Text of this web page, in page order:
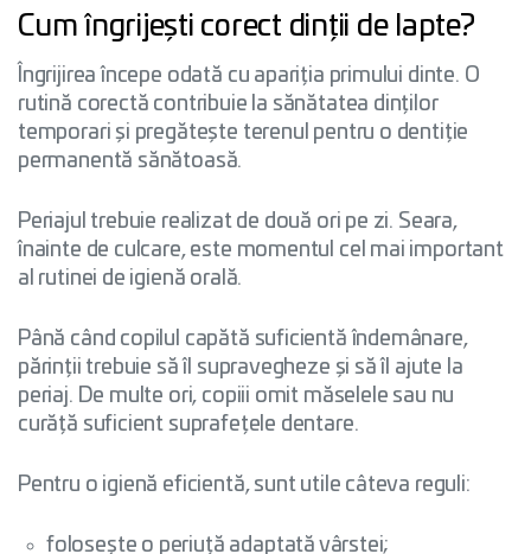
Cum îngrijești corect dinții de lapte?
Îngrijirea începe odată cu apariția primului dinte. O
rutină corectă contribuie la sănătatea dinților
temporari și pregătește terenul pentru o dentiție
permanentă sănătoasă.
Periajul trebuie realizat de două ori pe zi. Seara,
înainte de culcare, este momentul cel mai important
al rutinei de igienă orală.
Până când copilul capătă suficientă îndemânare,
părinții trebuie să îl supravegheze și să îl ajute la
periaj. De multe ori, copiii omit măselele sau nu
curăță suficient suprafețele dentare.
Pentru o igienă eficientă, sunt utile câteva reguli:
folosește o periuță adaptată vârstei;